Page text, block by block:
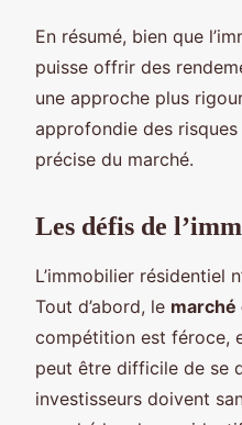
En résumé, bien que
puisse offrir des
une approche plus
approfondie des
précise du marché.
Les défis de
L’immobilier résidentiel
Tout d’abord, le marché
compétition est féroce,
peut être difficile de se
investisseurs doivent